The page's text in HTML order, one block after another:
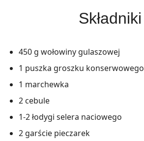
Składniki
450 g wołowiny gulaszowej
1 puszka groszku konserwowego
1 marchewka
2 cebule
1-2 łodygi selera naciowego
2 garście pieczarek